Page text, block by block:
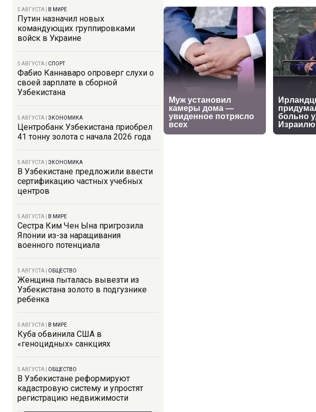
5 АВГУСТА В МИРЕ
Путин назначил новых
командующих группировками
войск в Украине
5 АВГУСТА СПОРТ
Фабио Каннаваро опроверг слухи о
своей зарплате в сборной
Узбекистана
5 АВГУСТА ЭКОНОМИКА
Центробанк Узбекистана приобрел
41 тонну золота с начала 2026 года
5 АВГУСТА ЭКОНОМИКА
В Узбекистане предложили ввести
сертификацию частных учебных
центров
5 АВГУСТА В МИРЕ
Сестра Ким Чен Ына пригрозила
Японии из-за наращивания
военного потенциала
5 АВГУСТА ОБЩЕСТВО
Женщина пыталась вывезти из
Узбекистана золото в подгузнике
ребенка
5 АВГУСТА В МИРЕ
Куба обвинила США в
«геноцидных» санкциях
5 АВГУСТА ОБЩЕСТВО
В Узбекистане реформируют
кадастровую систему и упростят
регистрацию недвижимости